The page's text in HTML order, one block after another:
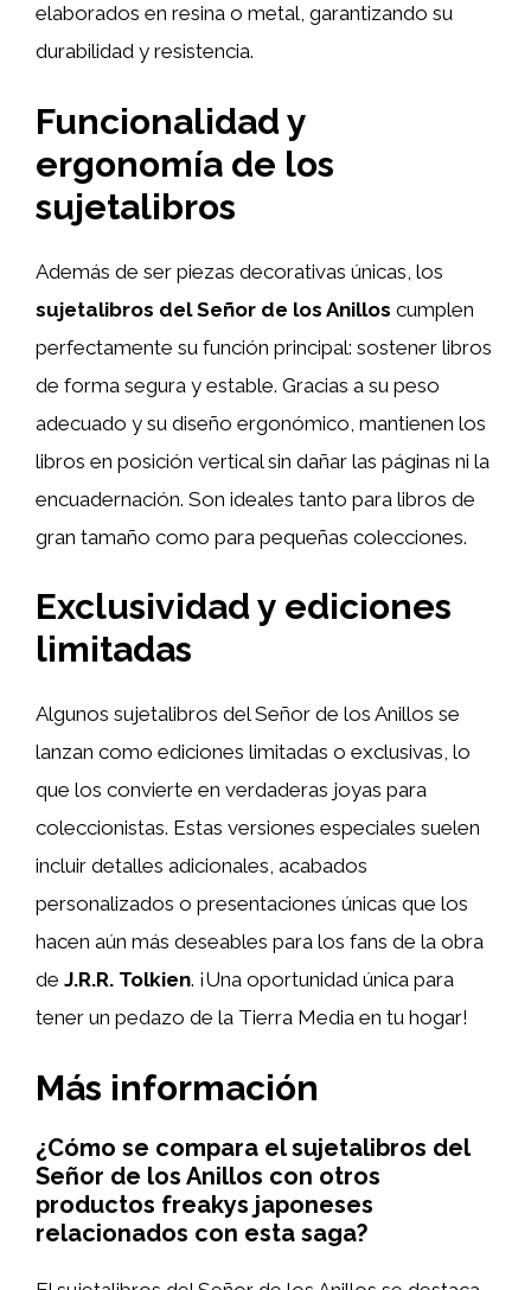
elaborados en resina o metal, garantizando su
durabilidad y resistencia.
Funcionalidad y
ergonomía de los
sujetalibros
Además de ser piezas decorativas únicas, los
sujetalibros del Señor de los Anillos cumplen
perfectamente su función principal: sostener libros
de forma segura y estable. Gracias a su peso
adecuado y su diseño ergonómico, mantienen los
libros en posición vertical sin dañar las páginas ni la
encuadernación. Son ideales tanto para libros de
gran tamaño como para pequeñas colecciones.
Exclusividad y ediciones
limitadas
Algunos sujetalibros del Señor de los Anillos se
lanzan como ediciones limitadas o exclusivas, lo
que los convierte en verdaderas joyas para
coleccionistas. Estas versiones especiales suelen
incluir detalles adicionales, acabados
personalizados o presentaciones únicas que los
hacen aún más deseables para los fans de la obra
de J.R.R. Tolkien. ¡Una oportunidad única para
tener un pedazo de la Tierra Media en tu hogar!
Más información
¿Cómo se compara el sujetalibros del
Señor de los Anillos con otros
productos freakys japoneses
relacionados con esta saga?